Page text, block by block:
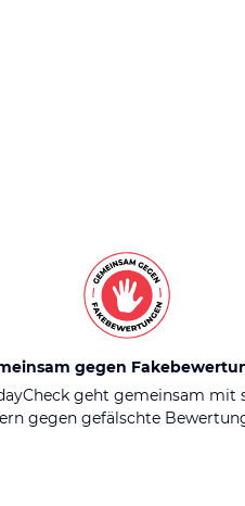
gegen
geht gemeinsam mit
gegen gefälschte